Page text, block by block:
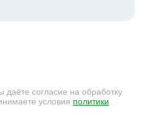
согласие на обработку
условия политики